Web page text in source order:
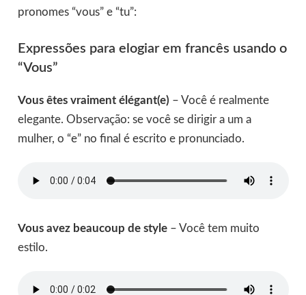
pronomes “vous” e “tu”:
Expressões para elogiar em francês usando o
“Vous”
Vous êtes vraiment élégant(e) – Você é realmente
elegante. Observação: se você se dirigir a um a
mulher, o “e” no final é escrito e pronunciado.
Vous avez beaucoup de style– Você tem muito
estilo.